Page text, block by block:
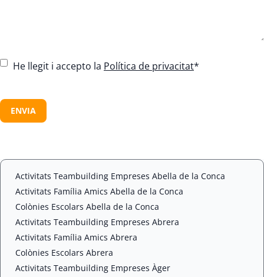
C
s
e
*
He llegit i accepto la Política de privacitat*
A
P
H
Activitats Teambuilding Empreses Abella de la Conca
Activitats Família Amics Abella de la Conca
Colònies Escolars Abella de la Conca
Activitats Teambuilding Empreses Abrera
Activitats Família Amics Abrera
Colònies Escolars Abrera
Activitats Teambuilding Empreses Àger